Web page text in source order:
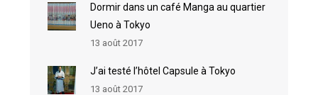
Dormir dans un café Manga au quartier
Ueno à Tokyo
13 août 2017
J’ai testé l’hôtel Capsule à Tokyo
13 août 2017